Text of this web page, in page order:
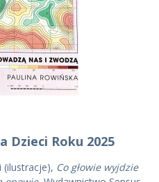
Dzieci Roku 2025
(ilustracje), Co głowie wyjdzie